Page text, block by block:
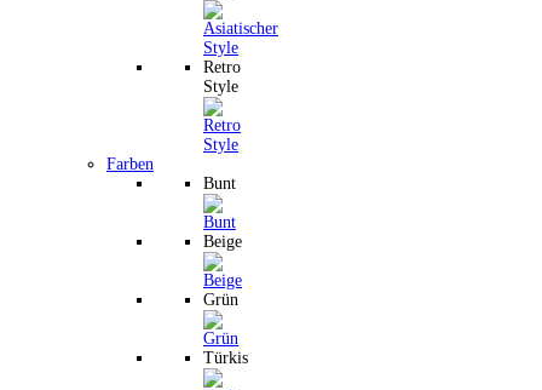
Retro
Style
Farben
Bunt
Beige
Grün
Türkis